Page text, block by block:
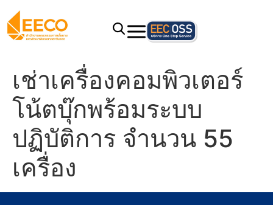
เช่าเครื่องคอมพิวเตอร์
โน้ตบุ๊กพร้อมระบบ
ปฏิบัติการ จำนวน 55
เครื่อง